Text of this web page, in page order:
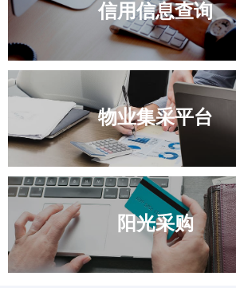
信用信息查询
物业集采平台
阳光采购